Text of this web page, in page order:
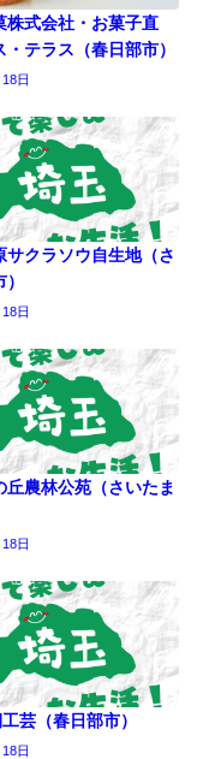
株式会社・お菓子直
テラス（春日部市）
日
サクラソウ自生地（さ
日
丘農林公苑（さいたま
日
芸（春日部市）
日